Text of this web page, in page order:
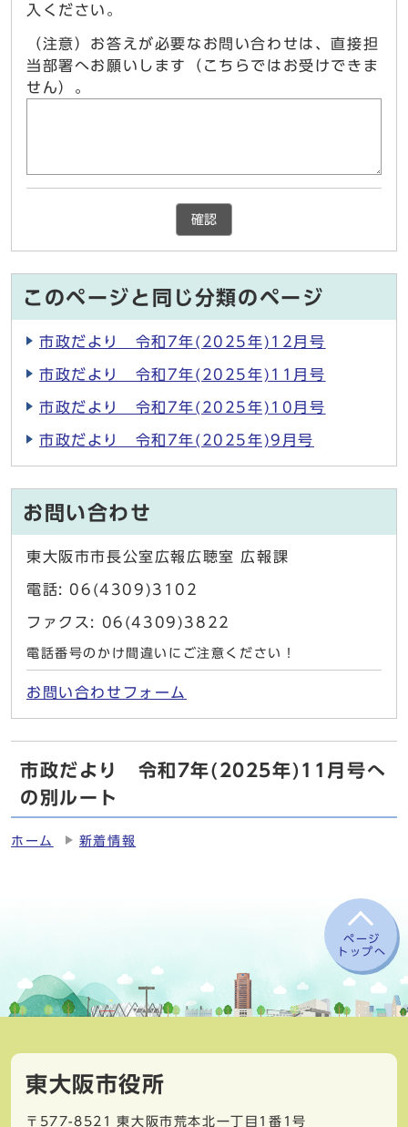
入ください。
（注意）お答えが必要なお問い合わせは、直接担
当部署へお願いします（こちらではお受けできま
せん）。
確認
このページと同じ分類のページ
市政だより 令和7年(2025年)12月号
市政だより 令和7年(2025年)11月号
市政だより 令和7年(2025年)10月号
市政だより 令和7年(2025年)9月号
お問い合わせ
東大阪市市長公室広報広聴室 広報課
電話: 06(4309)3102
ファクス: 06(4309)3822
電話番号のかけ間違いにご注意ください！
お問い合わせフォーム
市政だより 令和7年(2025年)11月号へ
の別ルート
ホーム 新着情報
ページ
トップへ
東大阪市役所
〒577-8521 東大阪市荒本北一丁目1番1号